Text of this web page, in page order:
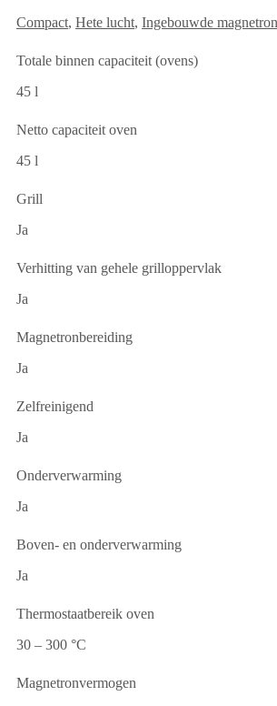
Compact, Hete lucht, Ingebouwde magnetron
Totale binnen capaciteit (ovens)
45 l
Netto capaciteit oven
45 l
Grill
Ja
Verhitting van gehele grilloppervlak
Ja
Magnetronbereiding
Ja
Zelfreinigend
Ja
Onderverwarming
Ja
Boven- en onderverwarming
Ja
Thermostaatbereik oven
30 – 300 °C
Magnetronvermogen